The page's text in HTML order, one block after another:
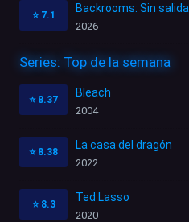
⭐ 7.1
Backrooms: Sin salida
2026
Series: Top de la semana
⭐ 8.37
Bleach
2004
⭐ 8.38
La casa del dragón
2022
⭐ 8.3
Ted Lasso
2020